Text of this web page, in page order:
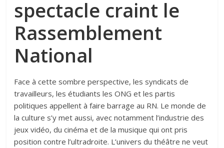
spectacle craint le
Rassemblement
National
Face à cette sombre perspective, les syndicats de
travailleurs, les étudiants les ONG et les partis
politiques appellent à faire barrage au RN. Le monde de
la culture s’y met aussi, avec notamment l’industrie des
jeux vidéo, du cinéma et de la musique qui ont pris
position contre l’ultradroite. L’univers du théâtre ne veut